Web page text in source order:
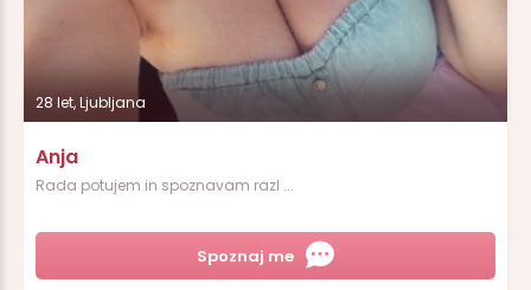
28 let, Ljubljana
Anja
Rada potujem in spoznavam razl ...
Spoznaj me